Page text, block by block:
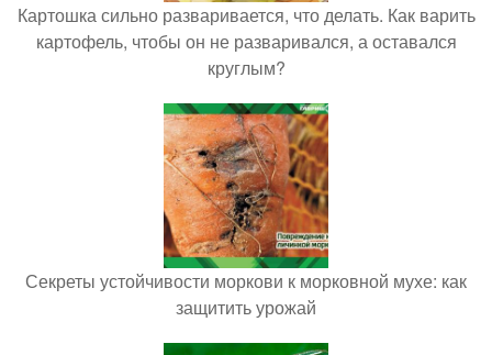
Картошка сильно разваривается, что делать. Как варить
картофель, чтобы он не разваривался, а оставался
круглым?
Секреты устойчивости моркови к морковной мухе: как
защитить урожай